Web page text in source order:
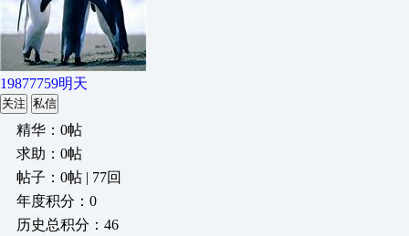
19877759明天
关注 私信
精华：0帖
求助：0帖
帖子：0帖 | 77回
年度积分：0
历史总积分：46